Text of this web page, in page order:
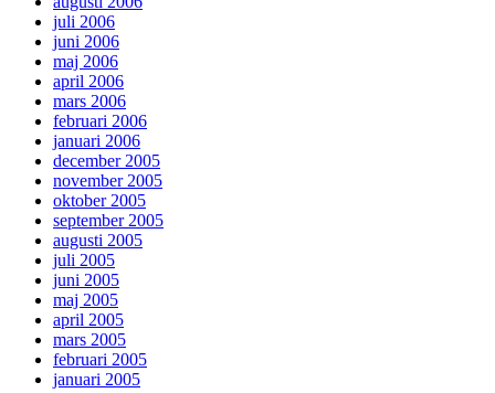
juli 2006
juni 2006
maj 2006
april 2006
mars 2006
februari 2006
januari 2006
december 2005
november 2005
oktober 2005
september 2005
augusti 2005
juli 2005
juni 2005
maj 2005
april 2005
mars 2005
februari 2005
januari 2005